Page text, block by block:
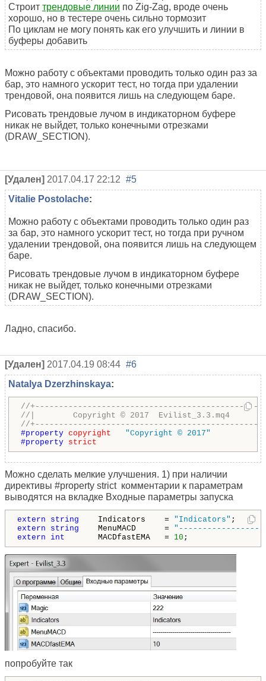
Строит трендовые линии по Zig-Zag, вроде очень
хорошо, но в тестере очень сильно тормозит
По циклам не могу понять как его улучшить и линии в
буферы добавить
Можно работу с объектами проводить только один раз за
бар, это намного ускорит тест, но тогда при удалении
трендовой, она появится лишь на следующем баре.
Рисовать трендовые лучом в индикаторном буфере
никак не выйдет, только конечными отрезками
(DRAW_SECTION).
[Удален] 2017.04.17 22:12 #5
Vitalie Postolache:
Можно работу с объектами проводить только один раз
за бар, это намного ускорит тест, но тогда при ручном
удалении трендовой, она появится лишь на следующем
баре.
Рисовать трендовые лучом в индикаторном буфере
никак не выйдет, только конечными отрезками
(DRAW_SECTION).
Ладно, спасибо.
[Удален] 2017.04.19 08:44 #6
Natalya Dzerzhinskaya:
//
//|        Copyright © 2017  Evilist_3.3.mq4
//
#property copyright
"Copyright © 2017"
#property strict
Можно сделать мелкие улучшения. 1) при наличии
директивы #property strict комментарии к параметрам
выводятся на вкладке Входные параметры запуска
extern string Indicators    = "Indicators"
extern
string MenuMACD      =
extern
int MACDfastEMA   = 10 ;
попробуйте так